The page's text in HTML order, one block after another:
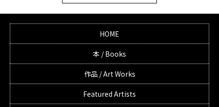
HOME
本 / Books
作品 / Art Works
Featured Artists